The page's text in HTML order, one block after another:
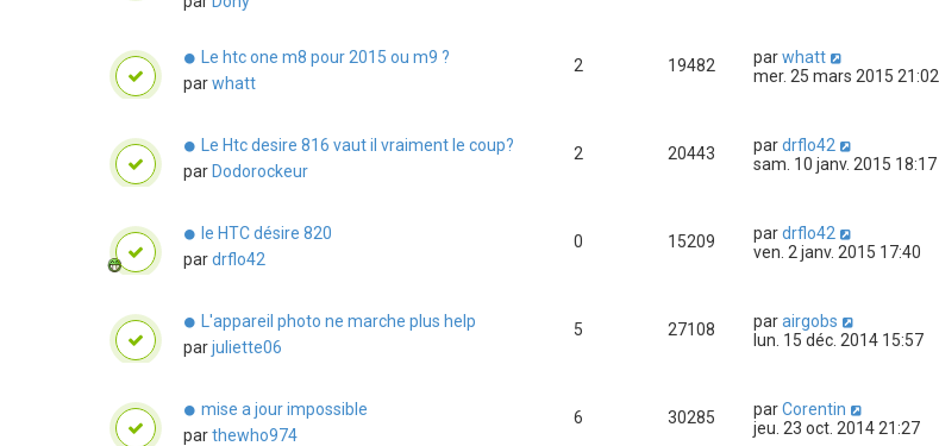
Le htc one m8 pour 2015 ou m9 ?
parwhatt
2 19482 parwhatt
mer. 25 mars 2015 21:02
Le Htc desire 816 vaut il vraiment le coup?
par Dodorockeur
2 20443 pardrflo42
sam. 10 janv. 2015 18:17
le HTC désire 820
pardrflo42
0 15209 pardrflo42
ven. 2 janv. 2015 17:40
L'appareil photo ne marche plus help
parjuliette06
5 27108 parairgobs
lun. 15 déc. 2014 15:57
mise a jour impossible
parthewho974
6 30285 parCorentin
jeu. 23 oct. 2014 21:27